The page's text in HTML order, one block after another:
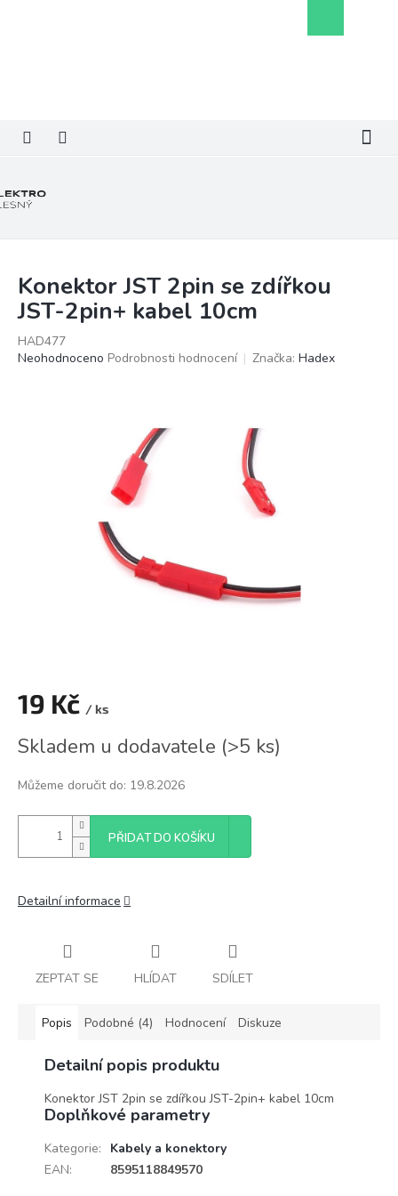
košík
Konektor JST 2pin se zdířkou
JST-2pin+ kabel 10cm
HAD477
Průměrné
Neohodnoceno Podrobnosti hodnocení Značka: Hadex
19 Kč / ks
cena:
Skladem u dodavatele (>5 ks)
Můžeme doručit do: 19.8.2026
PŘIDAT DO KOŠÍKU
Detailní informace
ZEPTAT SE HLÍDAT SDÍLET
Popis Podobné (4) Hodnocení Diskuze
Detailní popis produktu
Konektor JST 2pin se zdířkou JST-2pin+ kabel 10cm
Doplňkové parametry
Kategorie:
Kabely a konektory
EAN: 8595118849570